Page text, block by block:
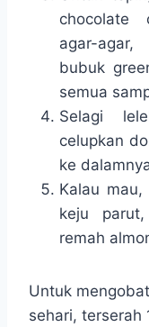
chocolate
agar-
bubuk
semua
Selagi
celupkan
ke
Kalau
keju
remah
Untuk
sehari, terserah